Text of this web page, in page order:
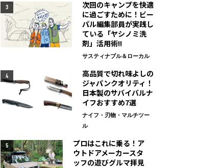
3
次回のキャンプを快適
に過ごすために！ビー
パル編集部員が実践し
ている「ヤシノミ洗
剤」活用術!!
サスティナブル＆ローカル
4
高品質で切れ味よしの
ジャパンクオリティ！
日本製のサバイバルナ
イフおすすめ7選
ナイフ・刃物・マルチツー
ル
5
プロはこれに乗る！ア
ウトドアメーカースタ
ッフの遊びグルマ拝見